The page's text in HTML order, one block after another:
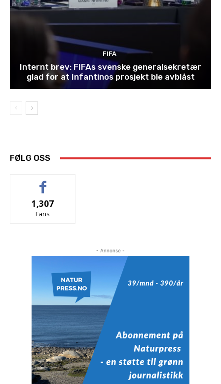
FIFA
Internt brev: FIFAs svenske generalsekretær
glad for at Infantinos prosjekt ble avblåst
FØLG OSS
1,307
Fans
- Annonse -